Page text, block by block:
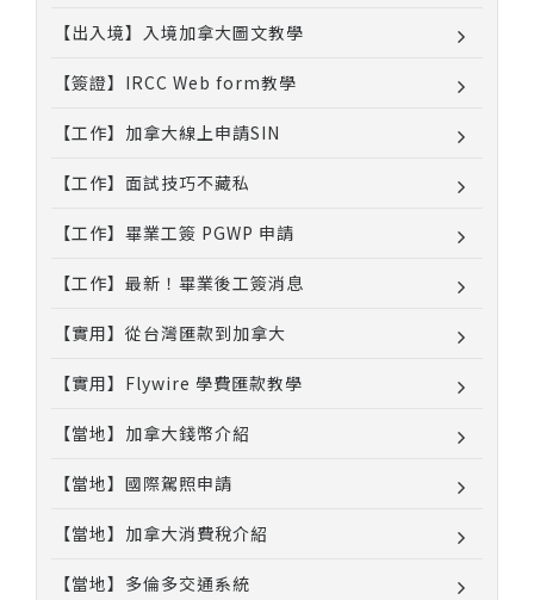
【出入境】入境加拿大圖文教學
【簽證】IRCC Web form教學
【工作】加拿大線上申請SIN
【工作】面試技巧不藏私
【工作】畢業工簽 PGWP 申請
【工作】最新！畢業後工簽消息
【實用】從台灣匯款到加拿大
【實用】Flywire 學費匯款教學
【當地】加拿大錢幣介紹
【當地】國際駕照申請
【當地】加拿大消費稅介紹
【當地】多倫多交通系統